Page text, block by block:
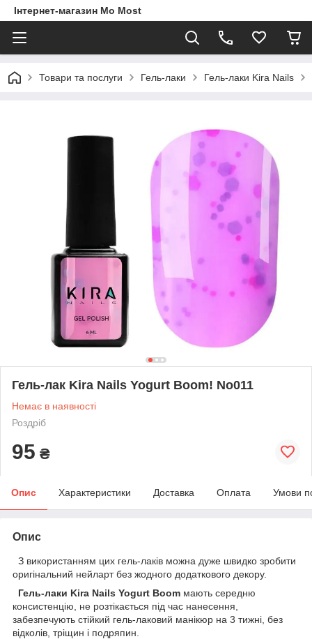
Інтернет-магазин Mo Most
Товари та послуги Гель-лаки Гель-лаки Kira Nails
Гель-лак Kira Nails Yogurt Boom! No011
Немає в наявності
Роздріб
95 ₴
Опис Характеристики Доставка Оплата Умови
Опис
З використанням цих гель-лаків можна дуже швидко зробити
оригінальний нейларт без жодного додаткового декору.
Гель-лаки Kira Nails Yogurt Boom мають середню
консистенцію, не розтікається під час нанесення,
забезпечують стійкий гель-лаковий манікюр на 3 тижні, без
відколів, тріщин і подряпин.